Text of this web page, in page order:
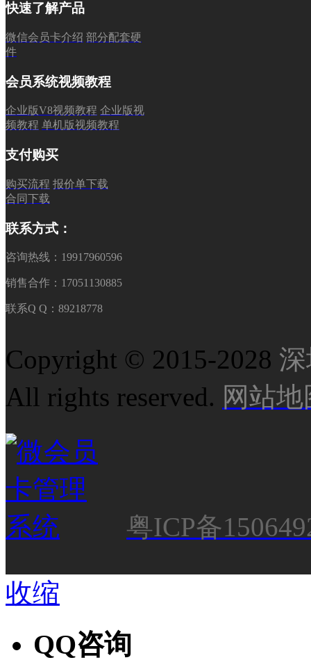
快速了解产品
微信会员卡介绍 部分配套硬
件
会员系统视频教程
企业版V8视频教程 企业版视
频教程 单机版视频教程
支付购买
购买流程 报价单下载
合同下载
联系方式：
咨询热线：19917960596
销售合作：17051130885
联系Q Q：89218778
Copyright © 2015-2028
All rights reserved. 网站地
粤ICP备
收缩
QQ咨询